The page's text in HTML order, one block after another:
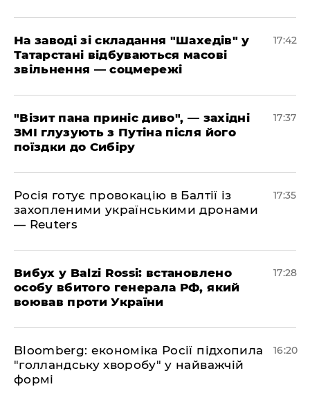
​На заводі зі складання "Шахедів" у
Татарстані відбуваються масові
звільнення — соцмережі
17:42
"Візит пана приніс диво", — західні
ЗМІ глузують з Путіна після його
поїздки до Сибіру
17:37
Росія готує провокацію в Балтії із
захопленими українськими дронами
— Reuters
17:35
​Вибух у Balzi Rossi: встановлено
особу вбитого генерала РФ, який
воював проти України
17:28
Bloomberg: економіка Росії підхопила
"голландську хворобу" у найважчій
формі
16:20